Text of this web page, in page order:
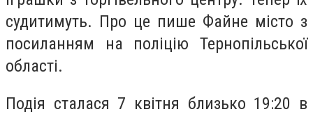
судитимуть. Про це пише Файне місто з
посиланням на поліцію Тернопільської
області.
Подія сталася 7 квітня близько 19:20 в